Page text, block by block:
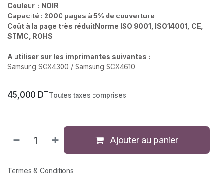
Couleur : NOIR
Capacité : 2000 pages à 5% de couverture
Coût à la page très réduitNorme ISO 9001, ISO14001, CE,
STMC, ROHS
A utiliser sur les imprimantes suivantes :
Samsung SCX4300 / Samsung SCX4610
45,000 DTToutes taxes comprises
Ajouter au panier
Termes & Conditions